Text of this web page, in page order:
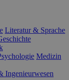
Literatur & Sprache
Medizin
Ingenieurwesen